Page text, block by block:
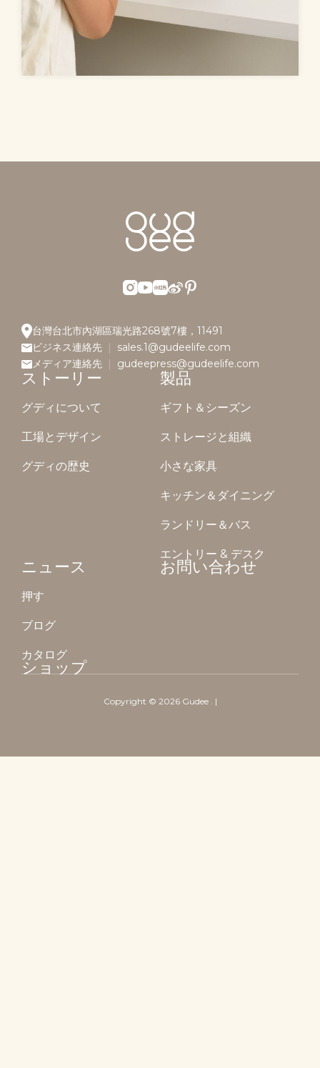
台灣台北市內湖區瑞光路268號7樓，11491
ビジネス連絡先
sales.1@gudeelife.com
メディア連絡先
gudeepress@gudeelife.com
ストーリー
グディについて
工場とデザイン
グディの歴史
製品
ギフト＆シーズン
ストレージと組織
小さな家具
キッチン＆ダイニング
ランドリー＆バス
エントリー & デスク
ニュース
押す
ブログ
カタログ
お問い合わせ
ショップ
Copyright © 2026 Gudee . |